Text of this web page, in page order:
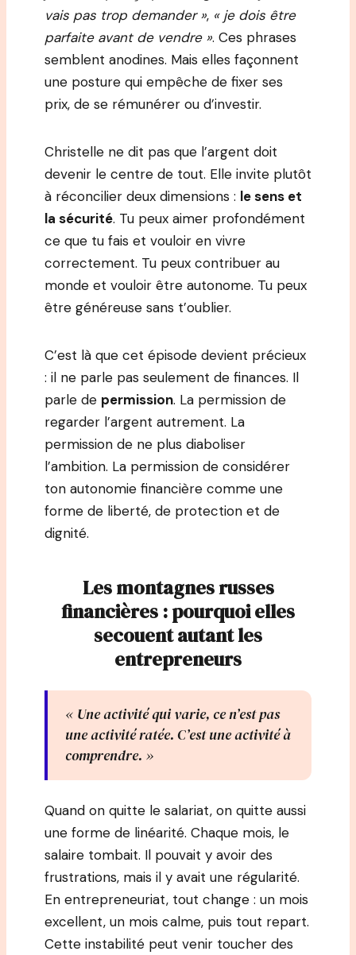
vais pas trop demander », « je dois être
parfaite avant de vendre ». Ces phrases
semblent anodines. Mais elles façonnent
une posture qui empêche de fixer ses
prix, de se rémunérer ou d’investir.
Christelle ne dit pas que l’argent doit
devenir le centre de tout. Elle invite plutôt
à réconcilier deux dimensions : le sens et
la sécurité. Tu peux aimer profondément
ce que tu fais et vouloir en vivre
correctement. Tu peux contribuer au
monde et vouloir être autonome. Tu peux
être généreuse sans t’oublier.
C’est là que cet épisode devient précieux
: il ne parle pas seulement de finances. Il
parle de permission. La permission de
regarder l’argent autrement. La
permission de ne plus diaboliser
l’ambition. La permission de considérer
ton autonomie financière comme une
forme de liberté, de protection et de
dignité.
Les montagnes russes
financières : pourquoi elles
secouent autant les
entrepreneurs
« Une activité qui varie, ce n’est pas
une activité ratée. C’est une activité à
comprendre. »
Quand on quitte le salariat, on quitte aussi
une forme de linéarité. Chaque mois, le
salaire tombait. Il pouvait y avoir des
frustrations, mais il y avait une régularité.
En entrepreneuriat, tout change : un mois
excellent, un mois calme, puis tout repart.
Cette instabilité peut venir toucher des